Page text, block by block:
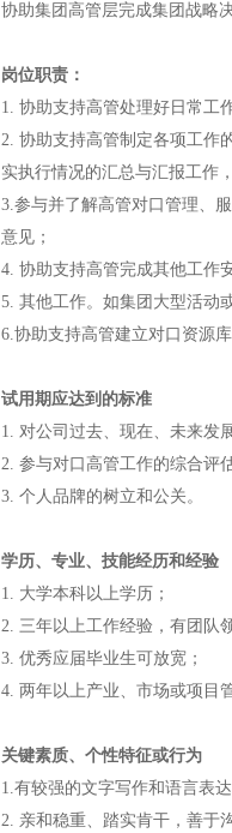
协助集团高管层完成集团战略
岗位职责：
1. 协助支持高管处理好日常工
2. 协助支持高管制定各项工作
实执行情况的汇总与汇报工作
3.参与并了解高管对口管理、
意见；
4. 协助支持高管完成其他工作
5. 其他工作。如集团大型活动
6.协助支持高管建立对口资源
试用期应达到的标准
1. 对公司过去、现在、未来发
2. 参与对口高管工作的综合评
3. 个人品牌的树立和公关。
学历、专业、技能经历和经验
1. 大学本科以上学历；
2. 三年以上工作经验，有团队
3. 优秀应届毕业生可放宽；
4. 两年以上产业、市场或项目
关键素质、个性特征或行为
1.有较强的文字写作和语言表
2. 亲和稳重、踏实肯干，善于